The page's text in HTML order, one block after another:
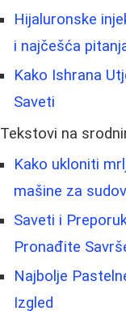
Hijaluronske
i najčešća
Kako Ishrana
Saveti
Tekstovi na
Kako ukloniti
mašine za
Saveti i
Pronađite
Najbolje
Izgled